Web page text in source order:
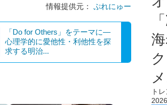
情報提供元： ぷれにゅー
「Do for Others」をテーマに―
心理学的に愛他性・利他性を探
求する明治...
ト